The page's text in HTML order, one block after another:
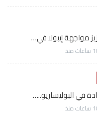
مواجهة إيبولا في…
منذ
في البوليساريو..…
منذ